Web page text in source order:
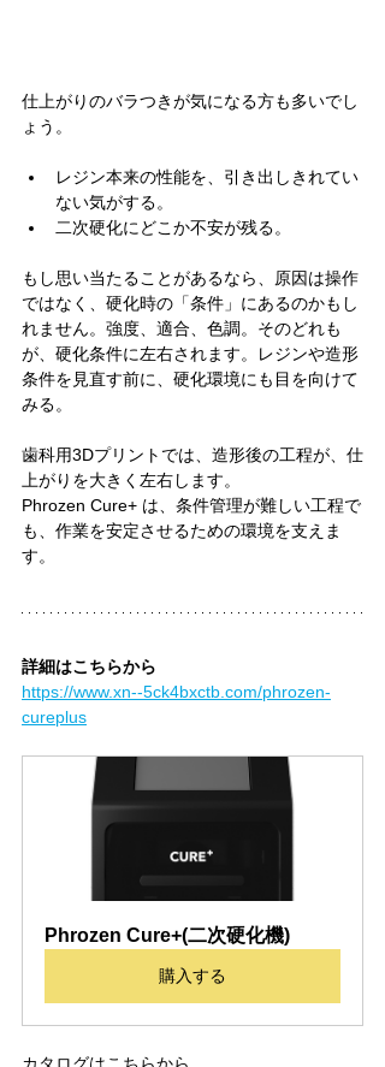
仕上がりのバラつきが気になる方も多いでし
ょう。
レジン本来の性能を、引き出しきれてい
ない気がする。
二次硬化にどこか不安が残る。
もし思い当たることがあるなら、原因は操作
ではなく、硬化時の「条件」にあるのかもし
れません。強度、適合、色調。そのどれも
が、硬化条件に左右されます。レジンや造形
条件を見直す前に、硬化環境にも目を向けて
みる。
歯科用3Dプリントでは、造形後の工程が、仕
上がりを大きく左右します。
Phrozen Cure+ は、条件管理が難しい工程で
も、作業を安定させるための環境を支えま
す。
詳細はこちらから
https://www.xn--5ck4bxctb.com/phrozen-
cureplus
Phrozen Cure+(二次硬化機)
購入する
カタログはこちらから